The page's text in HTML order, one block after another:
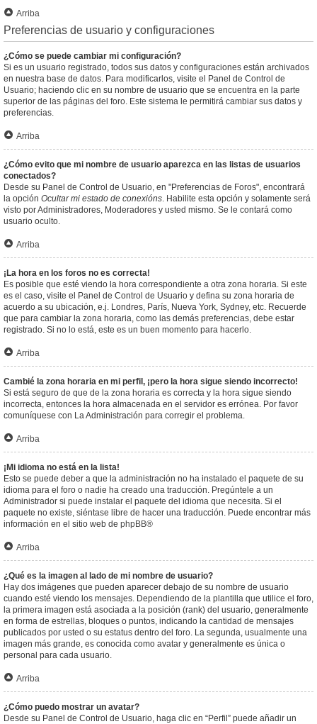
Arriba
Preferencias de usuario y configuraciones
¿Cómo se puede cambiar mi configuración?
Si es un usuario registrado, todos sus datos y configuraciones están archivados
en nuestra base de datos. Para modificarlos, visite el Panel de Control de
Usuario; haciendo clic en su nombre de usuario que se encuentra en la parte
superior de las páginas del foro. Este sistema le permitirá cambiar sus datos y
preferencias.
Arriba
¿Cómo evito que mi nombre de usuario aparezca en las listas de usuarios
conectados?
Desde su Panel de Control de Usuario, en "Preferencias de Foros", encontrará
la opción Ocultar mi estado de conexións. Habilite esta opción y solamente será
visto por Administradores, Moderadores y usted mismo. Se le contará como
usuario oculto.
Arriba
¡La hora en los foros no es correcta!
Es posible que esté viendo la hora correspondiente a otra zona horaria. Si este
es el caso, visite el Panel de Control de Usuario y defina su zona horaria de
acuerdo a su ubicación, e.j. Londres, París, Nueva York, Sydney, etc. Recuerde
que para cambiar la zona horaria, como las demás preferencias, debe estar
registrado. Si no lo está, este es un buen momento para hacerlo.
Arriba
Cambié la zona horaria en mi perfil, ¡pero la hora sigue siendo incorrecto!
Si está seguro de que de la zona horaria es correcta y la hora sigue siendo
incorrecta, entonces la hora almacenada en el servidor es errónea. Por favor
comuníquese con La Administración para corregir el problema.
Arriba
¡Mi idioma no está en la lista!
Esto se puede deber a que la administración no ha instalado el paquete de su
idioma para el foro o nadie ha creado una traducción. Pregúntele a un
Administrador si puede instalar el paquete del idioma que necesita. Si el
paquete no existe, siéntase libre de hacer una traducción. Puede encontrar más
información en el sitio web de phpBB®
Arriba
¿Qué es la imagen al lado de mi nombre de usuario?
Hay dos imágenes que pueden aparecer debajo de su nombre de usuario
cuando esté viendo los mensajes. Dependiendo de la plantilla que utilice el foro,
la primera imagen está asociada a la posición (rank) del usuario, generalmente
en forma de estrellas, bloques o puntos, indicando la cantidad de mensajes
publicados por usted o su estatus dentro del foro. La segunda, usualmente una
imagen más grande, es conocida como avatar y generalmente es única o
personal para cada usuario.
Arriba
¿Cómo puedo mostrar un avatar?
Desde su Panel de Control de Usuario, haga clic en “Perfil” puede añadir un